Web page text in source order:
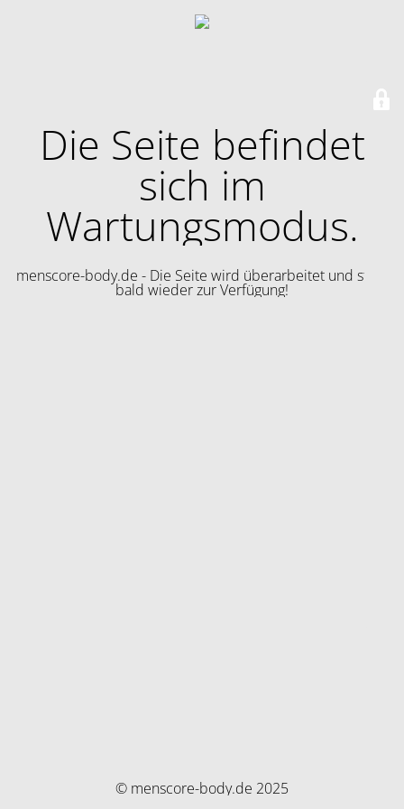
Die Seite befindet
sich im
Wartungsmodus.
menscore-body.de - Die Seite wird überarbeitet und steht
bald wieder zur Verfügung!
© menscore-body.de 2025